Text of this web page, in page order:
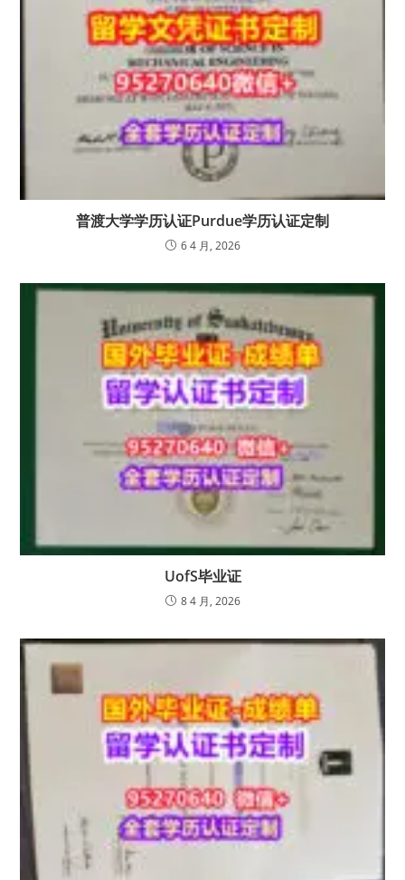
普渡大学学历认证Purdue学历认证定制
6 4 月, 2026
UofS毕业证
8 4 月, 2026